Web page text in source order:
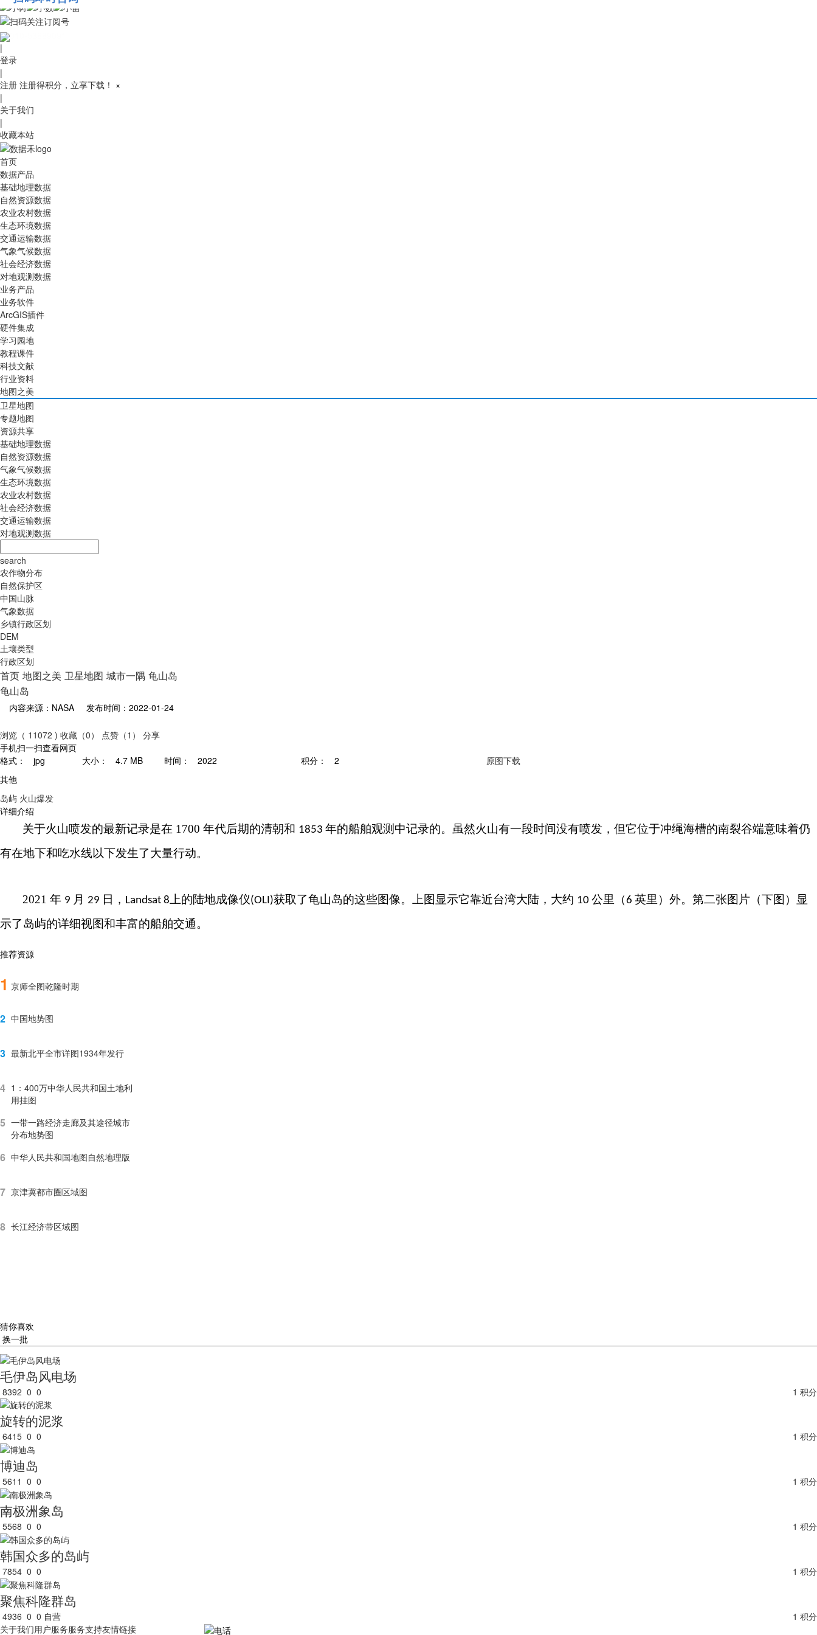
010-53689091
|
登录
|
注册 注册得积分，立享下载！ ×
|
关于我们
|
收藏本站
首页
数据产品
基础地理数据
自然资源数据
农业农村数据
生态环境数据
交通运输数据
气象气候数据
社会经济数据
对地观测数据
业务产品
业务软件
ArcGIS插件
硬件集成
学习园地
教程课件
科技文献
行业资料
地图之美
卫星地图
专题地图
资源共享
基础地理数据
自然资源数据
气象气候数据
生态环境数据
农业农村数据
社会经济数据
交通运输数据
对地观测数据
search
农作物分布
自然保护区
中国山脉
气象数据
乡镇行政区划
DEM
土壤类型
行政区划
首页 地图之美 卫星地图 城市一隅 龟山岛
龟山岛
内容来源：NASA 发布时间：2022-01-24
浏览（ 11072 ) 收藏（0） 点赞（1）
分享
手机扫一扫查看网页
格式：
jpg 大小： 4.7 MB 时间： 2022 积分： 2
原图下载
其他
岛屿 火山爆发
详细介绍
关于火山喷发的最新记录是在 1700 年代后期的清朝和 1853 年的船舶观测中记录的。虽然火山有一段时间没有喷发，但它位于冲绳海槽的南裂谷端意味着仍
有在地下和吃水线以下发生了大量行动。
2021 年 9 月 29 日， Landsat 8 上的陆地成像仪(OLI)获取了龟山岛的这些图像。上图显示它靠近台湾大陆，大约 10 公里（6 英里）外。第二张图片（下图）显
示了岛屿的详细视图和丰富的船舶交通。
推荐资源
1 京师全图乾隆时期
2 中国地势图
3 最新北平全市详图1934年发行
4 1：400万中华人民共和国土地利
用挂图
5 一带一路经济走廊及其途径城市
分布地势图
6 中华人民共和国地图自然地理版
7 京津冀都市圈区域图
8 长江经济带区域图
猜你喜欢
换一批
毛伊岛风电场
8392 0 0 1 积分
旋转的泥浆
6415 0 0 1 积分
博迪岛
5611 0 0 1 积分
南极洲象岛
5568 0 0 1 积分
韩国众多的岛屿
7854 0 0 1 积分
聚焦科隆群岛
4936 0 0 自营
1 积分
关于我们用户服务服务支持友情链接